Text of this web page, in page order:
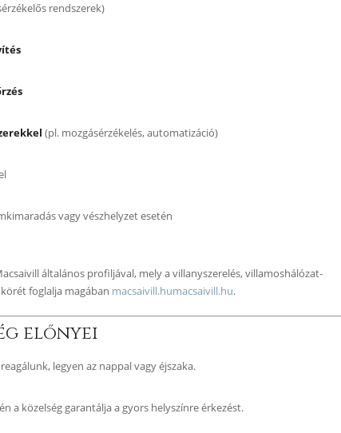
rendszerek)
(pl. mozgásérzékelés, automatizáció)
vagy vészhelyzet esetén
általános profiljával, mely a villanyszerelés, villamoshálózat-
foglalja magában macsaivill.humacsaivill.hu.
előnyei
legyen az nappal vagy éjszaka.
a közelség garantálja a gyors helyszínre érkezést.